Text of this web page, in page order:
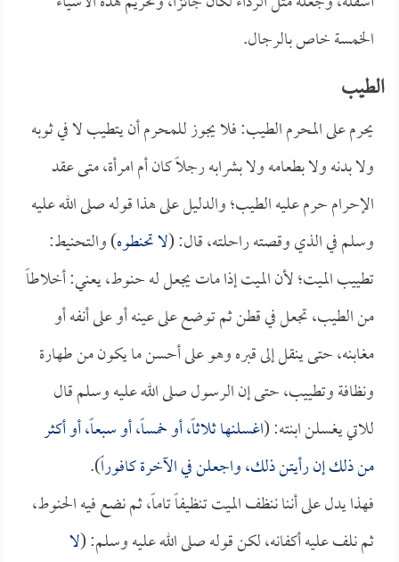
الخمسة خاص بالرجال.
الطيب
يحرم على المحرم الطيب: فلا يجوز للمحرم أن يتطيب لا في ثوبه
ولا بدنه ولا بطعامه ولا بشرابه رجلاً كان أم امرأة، متى عقد
الإحرام حرم عليه الطيب؛ والدليل على هذا قوله صلى الله عليه
وسلم في الذي وقصته راحلته، قال: (لا تحنطوه) والتحنيط:
تطييب الميت؛ لأن الميت إذا مات يجعل له حنوط، يعني: أخلاطاً
من الطيب، تجعل في قطن ثم توضع على عينه أو على أنفه أو
مغابنه، حتى ينقل إلى قبره وهو على أحسن ما يكون من طهارة
ونظافة وتطييب، حتى إن الرسول صلى الله عليه وسلم قال
للاتي يغسلن ابنته: (اغسلنها ثلاثاً، أو خمساً، أو سبعاً، أو أكثر
من ذلك إن رأيتن ذلك، واجعلن في الآخرة كافوراً).
فهذا يدل على أننا ننظف الميت تنظيفاً تاماً، ثم نضع فيه الحنوط،
ثم نلف عليه أكفانه، لكن قوله صلى الله عليه وسلم: (لا